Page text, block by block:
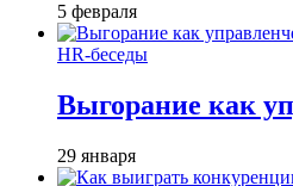
5 февраля
HR-беседы
Выгорание как
29 января